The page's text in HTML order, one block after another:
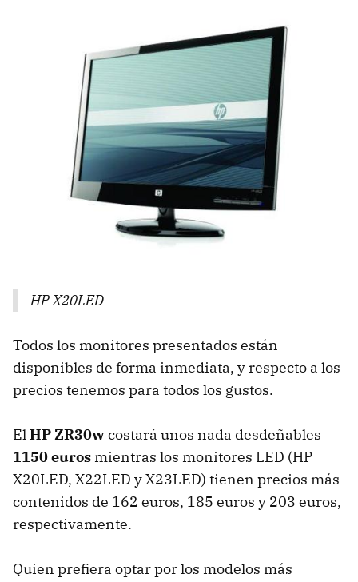
HP X20LED
Todos los monitores presentados están
disponibles de forma inmediata, y respecto a los
precios tenemos para todos los gustos.
ElHP ZR30wcostará unos nada desdeñables
1150 euros mientras los monitores LED (HP
X20LED, X22LED y X23LED) tienen precios más
contenidos de 162 euros, 185 euros y 203 euros,
respectivamente.
Quien prefiera optar por los modelos más